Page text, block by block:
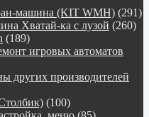
машина (KIT WMH) (291)
Хватай-ка с лузой (260)
(189)
игровых автоматов
других производителей
(100)